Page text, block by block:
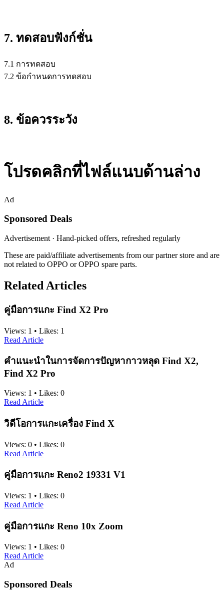
7. ทดสอบฟังก์ชั่น
7.1 การทดสอบ
7.2 ข้อกำหนดการทดสอบ
8. ข้อควรระวัง
โปรดคลิกที่ไฟล์แนบด้านล่าง
Ad
Sponsored Deals
Advertisement · Hand-picked offers, refreshed regularly
These are paid/affiliate advertisements from our partner store and are
not related to OPPO or OPPO spare parts.
Related Articles
คู่มือการแกะ Find X2 Pro
Views: 1 • Likes: 1
Read Article
คำแนะนำในการจัดการปัญหากาวหลุด Find X2,
Find X2 Pro
Views: 1 • Likes: 0
Read Article
วิดีโอการแกะเครื่อง Find X
Views: 0 • Likes: 0
Read Article
คู่มือการแกะ Reno2 19331 V1
Views: 1 • Likes: 0
Read Article
คู่มือการแกะ Reno 10x Zoom
Views: 1 • Likes: 0
Read Article
Ad
Sponsored Deals